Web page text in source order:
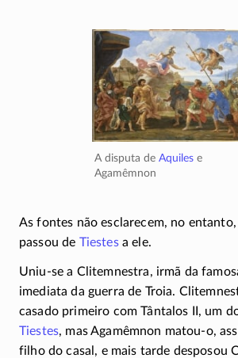
A disputa deAquiles e
Agamêmnon
As fontes não esclarecem, no
passou de Tiestesa ele.
Uniu-se a Clitemnestra, irmã da
imediata da guerra de Troia.
casado primeiro com Tântalos II, um
Tiestes, mas Agamêmnon matou-o,
filho do casal, e mais tarde desposou